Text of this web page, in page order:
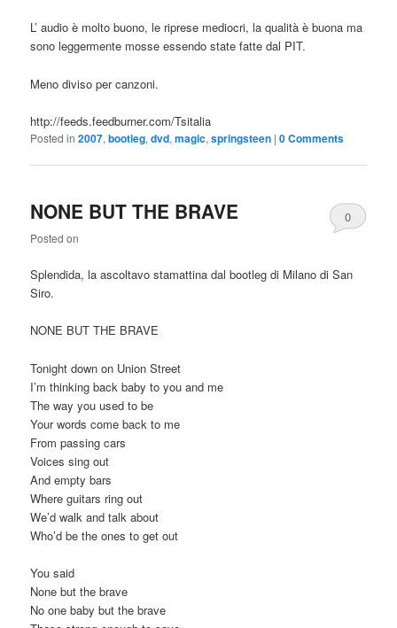
L’ audio è molto buono, le riprese mediocri, la qualità è buona ma
sono leggermente mosse essendo state fatte dal PIT.
Meno diviso per canzoni.
http://feeds.feedburner.com/Tsitalia
Posted in 2007,bootleg,dvd,magic,springsteen |0 Comments
NONE BUT THE BRAVE
Posted on
0
Splendida, la ascoltavo stamattina dal bootleg di Milano di San
Siro.
NONE BUT THE BRAVE
Tonight down on Union Street
I’m thinking back baby to you and me
The way you used to be
Your words come back to me
From passing cars
Voices sing out
And empty bars
Where guitars ring out
We’d walk and talk about
Who’d be the ones to get out
You said
None but the brave
No one baby but the brave